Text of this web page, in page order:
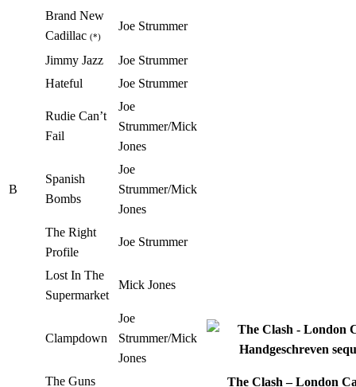
The Clash – London
Brand New
Cadillac (*)
Joe Strummer
Jimmy Jazz
Joe Strummer
Hateful
Joe Strummer
Rudie Can’t
Fail
Joe
Strummer/Mick
Jones
B
Spanish
Bombs
Joe
Strummer/Mick
Jones
The Right
Profile
Joe Strummer
Lost In The
Supermarket
Mick Jones
Clampdown
Joe
Strummer/Mick
Jones
The Guns